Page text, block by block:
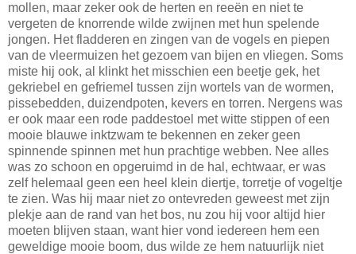
mollen, maar zeker ook de herten en reeën en niet te
vergeten de knorrende wilde zwijnen met hun spelende
jongen. Het fladderen en zingen van de vogels en piepen
van de vleermuizen het gezoem van bijen en vliegen. Soms
miste hij ook, al klinkt het misschien een beetje gek, het
gekriebel en gefriemel tussen zijn wortels van de wormen,
pissebedden, duizendpoten, kevers en torren. Nergens was
er ook maar een rode paddestoel met witte stippen of een
mooie blauwe inktzwam te bekennen en zeker geen
spinnende spinnen met hun prachtige webben. Nee alles
was zo schoon en opgeruimd in de hal, echtwaar, er was
zelf helemaal geen een heel klein diertje, torretje of vogeltje
te zien. Was hij maar niet zo ontevreden geweest met zijn
plekje aan de rand van het bos, nu zou hij voor altijd hier
moeten blijven staan, want hier vond iedereen hem een
geweldige mooie boom, dus wilde ze hem natuurlijk niet